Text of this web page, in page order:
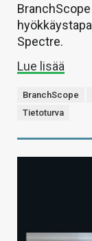
Spectre.
Lue lisää
BranchScope
Tietoturva